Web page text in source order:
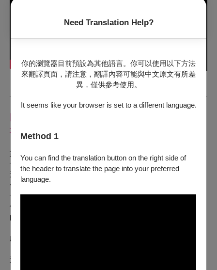
Need Translation Help?
你的瀏覽器目前預設為其他語言。你可以使用以下方法
來翻譯頁面，請注意，翻譯內容可能與中文原文有所差
異，僅供參考使用。
It seems like your browser is set to a different language.
Method 1
You can find the translation button on the right side of
the header to translate the page into your preferred
language.
地看你
如果你曾經覺得自己不合群、太敏感、不會講話——
也許你只是還沒找到一個能夠說話的空間。
這裡，就是那個空間。
你不需要表現什麼，只要帶著你的「真心話」來，
也許你會發現：
你一直都很可愛。只是人們，總用太簡單的方式，去看太複雜
的彼此。
劇情大綱：
這些劇本的某些片段，曾因為內容頹喪、意境淫穢、危害青年